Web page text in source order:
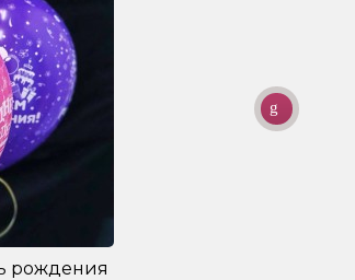
рождения